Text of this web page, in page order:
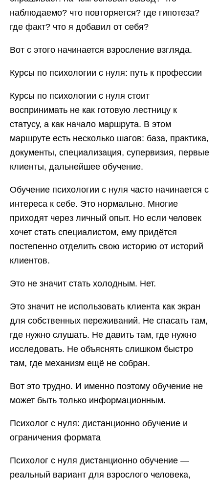
наблюдаемо? что повторяется? где гипотеза?
где факт? что я добавил от себя?
Вот с этого начинается взросление взгляда.
Курсы по психологии с нуля: путь к профессии
Курсы по психологии с нуля стоит
воспринимать не как готовую лестницу к
статусу, а как начало маршрута. В этом
маршруте есть несколько шагов: база, практика,
документы, специализация, супервизия, первые
клиенты, дальнейшее обучение.
Обучение психологии с нуля часто начинается с
интереса к себе. Это нормально. Многие
приходят через личный опыт. Но если человек
хочет стать специалистом, ему придётся
постепенно отделить свою историю от историй
клиентов.
Это не значит стать холодным. Нет.
Это значит не использовать клиента как экран
для собственных переживаний. Не спасать там,
где нужно слушать. Не давить там, где нужно
исследовать. Не объяснять слишком быстро
там, где механизм ещё не собран.
Вот это трудно. И именно поэтому обучение не
может быть только информационным.
Психолог с нуля: дистанционно обучение и
ограничения формата
Психолог с нуля дистанционно обучение —
реальный вариант для взрослого человека,